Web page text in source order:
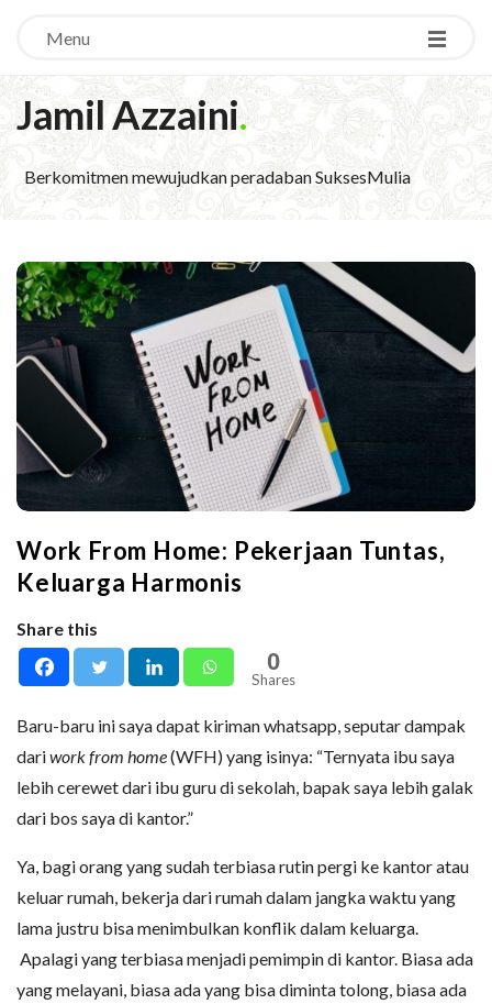
Menu
Jamil Azzaini.
Berkomitmen mewujudkan peradaban SuksesMulia
Work From Home: Pekerjaan Tuntas,
Keluarga Harmonis
Share this
0
Shares
Baru-baru ini saya dapat kiriman whatsapp, seputar dampak
dariwork from home(WFH) yang isinya: “Ternyata ibu saya
lebih cerewet dari ibu guru di sekolah, bapak saya lebih galak
dari bos saya di kantor.”
Ya, bagi orang yang sudah terbiasa rutin pergi ke kantor atau
keluar rumah, bekerja dari rumah dalam jangka waktu yang
lama justru bisa menimbulkan konflik dalam keluarga.
Apalagi yang terbiasa menjadi pemimpin di kantor. Biasa ada
yang melayani, biasa ada yang bisa diminta tolong, biasa ada